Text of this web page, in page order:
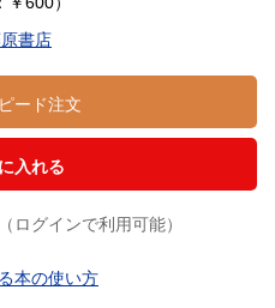
書店
ード注文
入れる
ログインで利用可能）
本の使い方